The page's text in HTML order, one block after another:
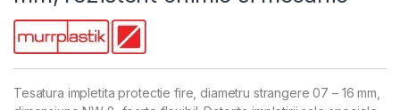
Tesatura impletita protectie fire, diametru strangere 07 – 16 mm,